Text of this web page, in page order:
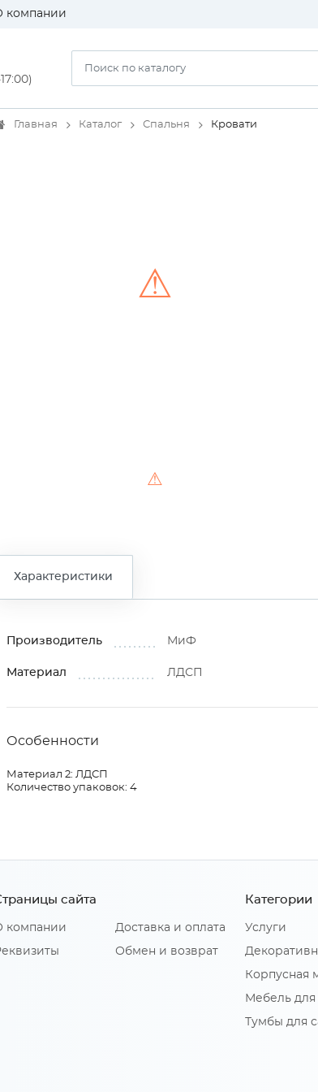
компании
Главная Каталог Спальня Кровати
⚠
⚠
Характеристики
Производитель МиФ
Материал ЛДСП
Особенности
Материал 2: ЛДСП
Количество упаковок: 4
сайта
компании Доставка и оплата
Обмен и возврат
Категории
Услуги
Корпусная
Мебель для
Тумбы для